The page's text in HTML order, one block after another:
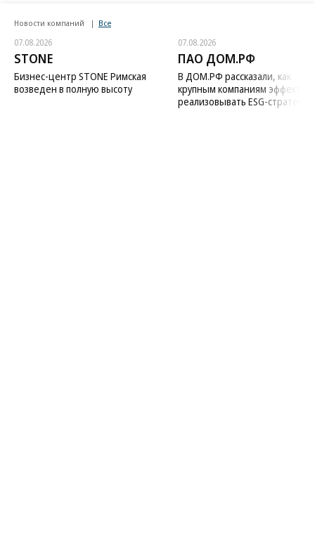
Новости компаний Все
07.08.2026
STONE
Бизнес-центр STONE Римская
возведен в полную высоту
07.08.2026
ПАО ДОМ.РФ
В ДОМ.РФ рассказали, как
крупным компаниям
реализовывать ESG-стратегию